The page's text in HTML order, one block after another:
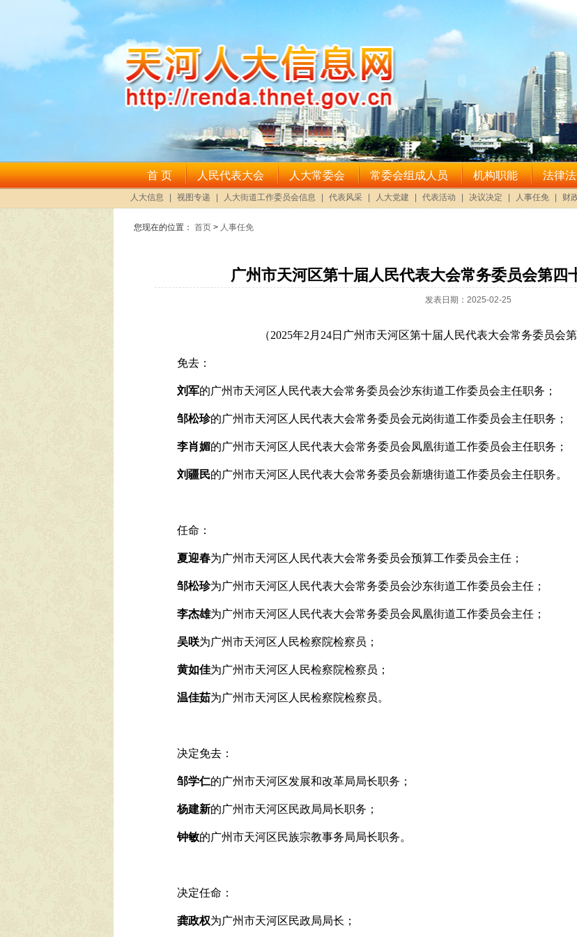
您现在的位置： 首页 > 人事任免
广州市天河区第十届人民代表大会常务委员会第四
发表日期：2025-02-25
（2025年2 月24日广州市天河区第十届人民代表大会常务委员会
免去：
刘军的广州市天河区人民代表大会常务委员会沙东街道工作委员会主任职务；
邹松珍的广州市天河区人民代表大会常务委员会元岗街道工作委员会主任职务；
李肖媚的广州市天河区人民代表大会常务委员会凤凰街道工作委员会主任职务；
刘疆民的广州市天河区人民代表大会常务委员会新塘街道工作委员会主任职务。
任命：
夏迎春为广州市天河区人民代表大会常务委员会预算工作委员会主任；
邹松珍为广州市天河区人民代表大会常务委员会沙东街道工作委员会主任；
李杰雄为广州市天河区人民代表大会常务委员会凤凰街道工作委员会主任；
吴咲为广州市天河区人民检察院检察 员；
黄如佳为广州市天河区人民检察院检察员；
温佳茹为广州市天河区人民检察院检察员。
决定免去：
邹学仁的广州市天河区发展和改革局局长职务；
杨建新的广州市天河区民政局局长职务；
钟敏的广州市天河区民族宗教事务局局长职务。
决定任命：
龚政权为广州市天河区民政局局长；